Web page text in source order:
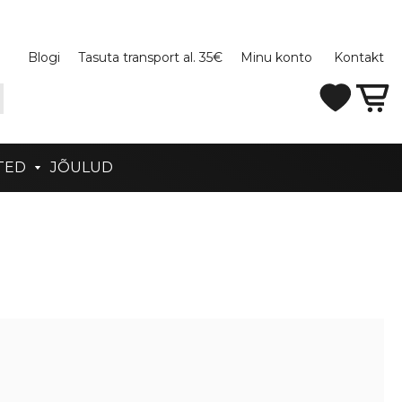
Blogi Tasuta transport al. 35€ Minu konto Kontakt
JÕULUD